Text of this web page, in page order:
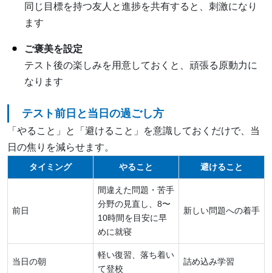
同じ目標を持つ友人と進捗を共有すると、刺激になり
ます
ご褒美を設定
テスト後の楽しみを用意しておくと、頑張る原動力に
なります
テスト前日と当日の過ごし方
「やること」と「避けること」を意識しておくだけで、当
日の焦りを減らせます。
タイミング やること 避けること
前日
間違えた問題・苦手
分野の見直し、8〜
10時間を目安に早
めに就寝
新しい問題への着手
当日の朝
軽い復習、落ち着い
て登校
詰め込み学習